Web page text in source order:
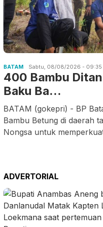
BATAM Sabtu, 08/08/2026 - 09:35
400 Bambu
Baku Ba…
BATAM (gokepri) - BP
Bambu Betung di daerah
Nongsa untuk
ADVERTORIAL